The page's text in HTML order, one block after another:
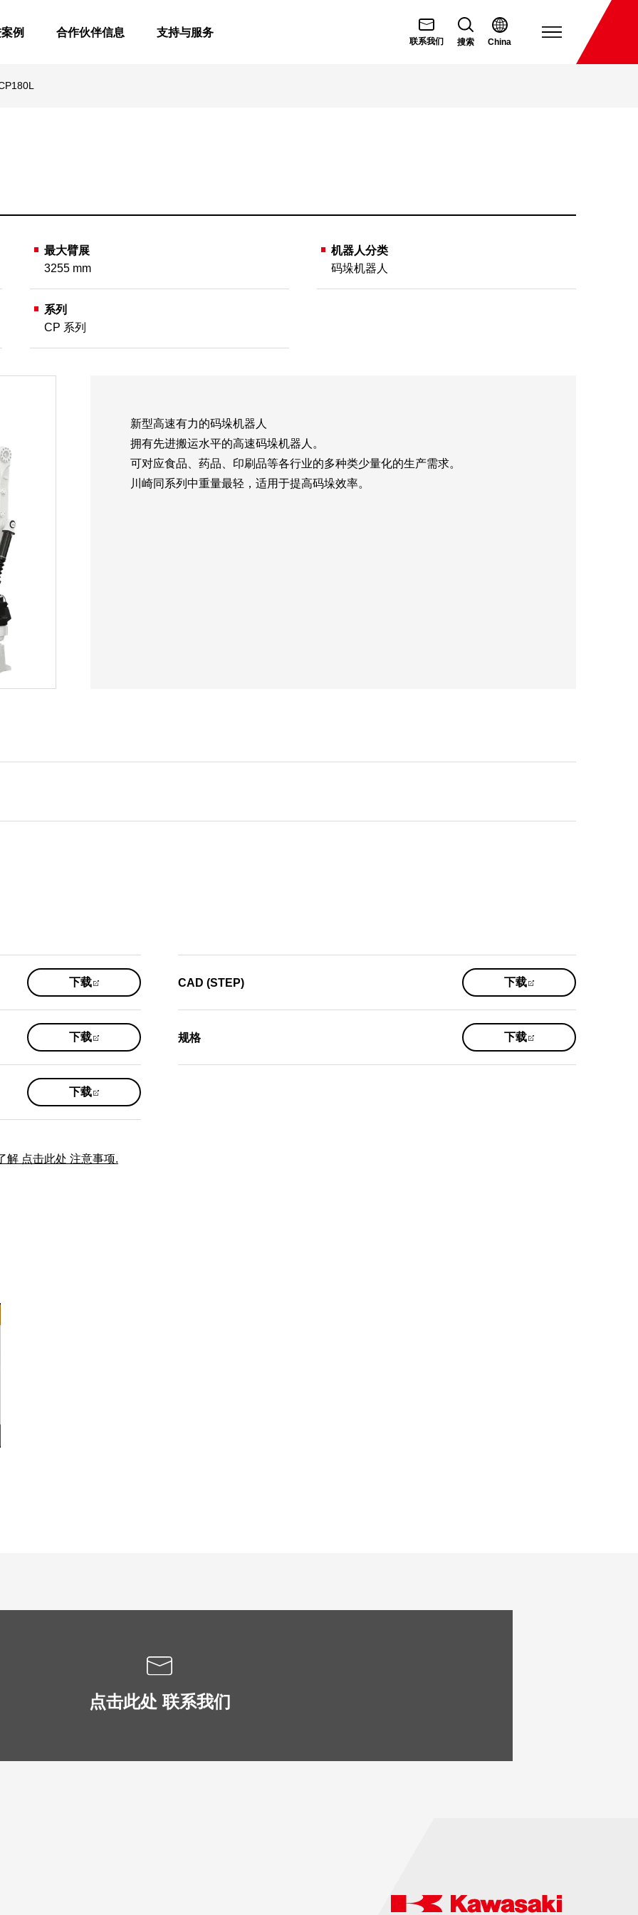
例 合作伙伴信息 支持与服务
联系我们 搜索 China
打
最大臂展
3255 mm
机器人分类
码垛机器人
系列
CP 系列
新型高速有力的码垛机器人
拥有先进搬运水平的高速码垛机器人。
可对应食品、药品、印刷品等各行业的多种类少量化的生产需求。
川崎同系列中重量最轻，适用于提高码垛效率。
下载(opens
in
a
new
tab)
CAD (STEP) 下载(opens
in
a
new
tab)
下载(opens
in
a
new
tab)
规格 下载(opens
in
a
下载(opens
in
a
点击此处 注意事项.
点击此处 联系我们